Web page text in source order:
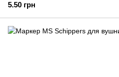
5.50 грн